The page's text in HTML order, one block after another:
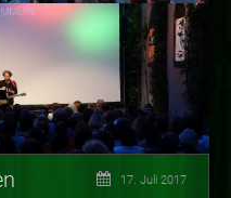
17. Juli 2017